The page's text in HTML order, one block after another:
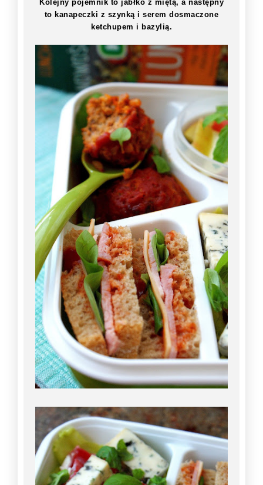
Kolejny pojemnik to jabłko z miętą, a następny
to kanapeczki z szynką i serem dosmaczone
ketchupem i bazylią.